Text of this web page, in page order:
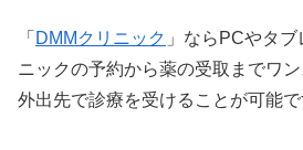
「 DMMクリニック 」ならPCやタ
ニックの予約から薬の受取までワ
外出先で診療を受けることが可能で